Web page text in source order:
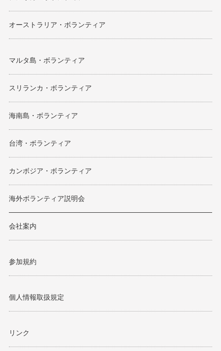
オーストラリア・ボランティア
マルタ島・ボランティア
スリランカ・ボランティア
海南島・ボランティア
台湾・ボランティア
カンボジア・ボランティア
海外ボランティア説明会
会社案内
参加規約
個人情報取扱規定
リンク